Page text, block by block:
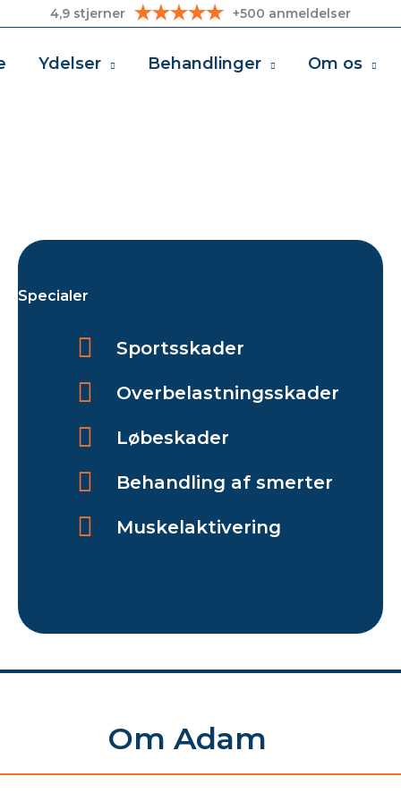
4,9 stjerner +500 anmeldelser
Ydelser Behandlinger Om os
Specialer
Sportsskader
Overbelastningsskader
Løbeskader
Behandling af smerter
Muskelaktivering
Om Adam